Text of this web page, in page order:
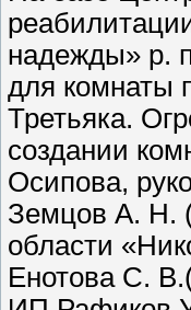
надежды» р.
для комнаты
Третьяка.
создании
Осипова,
Земцов А. Н.
области
Енотова С.